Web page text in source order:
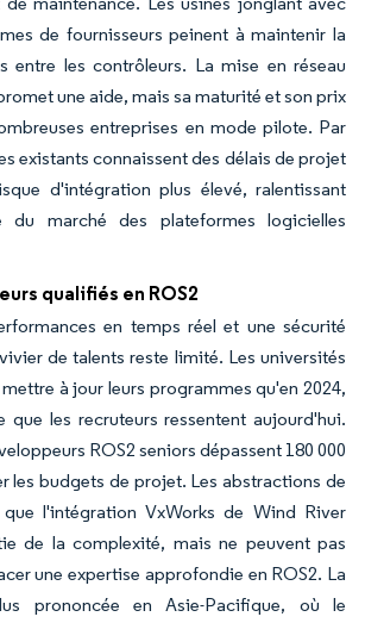
de fournisseurs peinent à maintenir la
entre les contrôleurs. La mise en réseau
une aide, mais sa maturité et son prix
entreprises en mode pilote. Par
existants connaissent des délais de projet
d'intégration plus élevé, ralentissant
du marché des plateformes logicielles
qualifiés en ROS2
en temps réel et une sécurité
de talents reste limité. Les universités
à jour leurs programmes qu'en 2024,
que les recruteurs ressentent aujourd'hui.
ROS2 seniors dépassent 180 000
les budgets de projet. Les abstractions de
l'intégration VxWorks de Wind River
de la complexité, mais ne peuvent pas
une expertise approfondie en ROS2. La
prononcée en Asie-Pacifique, où le